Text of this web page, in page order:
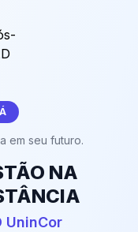
em seu futuro.
NA
UninCor